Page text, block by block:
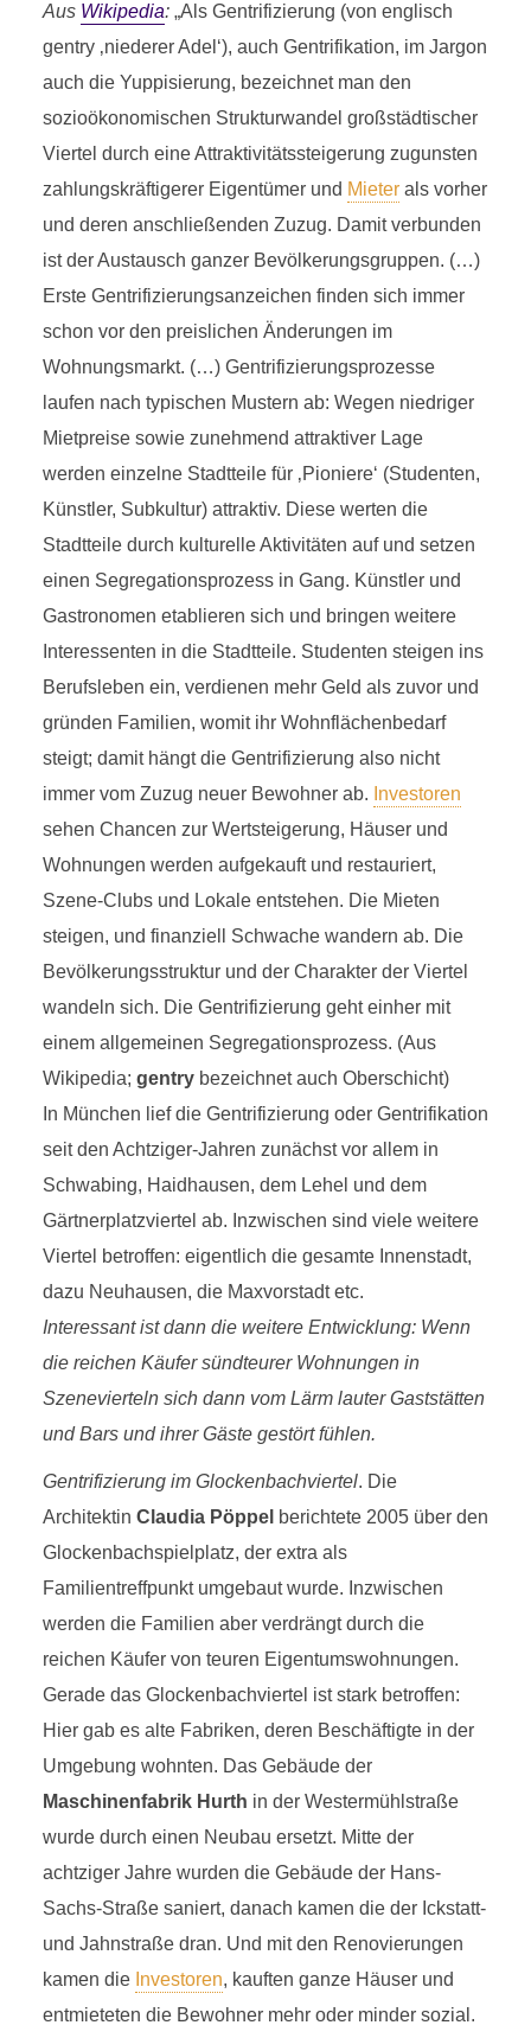
Aus Wikipedia:„Als Gentrifizierung (von englisch
gentry ‚niederer Adel‘), auch Gentrifikation, im Jargon
auch die Yuppisierung, bezeichnet man den
sozioökonomischen Strukturwandel großstädtischer
Viertel durch eine Attraktivitätssteigerung zugunsten
zahlungskräftigerer Eigentümer und Mieterals vorher
und deren anschließenden Zuzug. Damit verbunden
ist der Austausch ganzer Bevölkerungsgruppen. (…)
Erste Gentrifizierungsanzeichen finden sich immer
schon vor den preislichen Änderungen im
Wohnungsmarkt. (…) Gentrifizierungsprozesse
laufen nach typischen Mustern ab: Wegen niedriger
Mietpreise sowie zunehmend attraktiver Lage
werden einzelne Stadtteile für ‚Pioniere‘ (Studenten,
Künstler, Subkultur) attraktiv. Diese werten die
Stadtteile durch kulturelle Aktivitäten auf und setzen
einen Segregationsprozess in Gang. Künstler und
Gastronomen etablieren sich und bringen weitere
Interessenten in die Stadtteile. Studenten steigen ins
Berufsleben ein, verdienen mehr Geld als zuvor und
gründen Familien, womit ihr Wohnflächenbedarf
steigt; damit hängt die Gentrifizierung also nicht
immer vom Zuzug neuer Bewohner ab. Investoren
sehen Chancen zur Wertsteigerung, Häuser und
Wohnungen werden aufgekauft und restauriert,
Szene-Clubs und Lokale entstehen. Die Mieten
steigen, und finanziell Schwache wandern ab. Die
Bevölkerungsstruktur und der Charakter der Viertel
wandeln sich. Die Gentrifizierung geht einher mit
einem allgemeinen Segregationsprozess. (Aus
Wikipedia; gentrybezeichnet auch Oberschicht)
In München lief die Gentrifizierung oder Gentrifikation
seit den Achtziger-Jahren zunächst vor allem in
Schwabing, Haidhausen, dem Lehel und dem
Gärtnerplatzviertel ab. Inzwischen sind viele weitere
Viertel betroffen: eigentlich die gesamte Innenstadt,
dazu Neuhausen, die Maxvorstadt etc.
Interessant ist dann die weitere Entwicklung: Wenn
die reichen Käufer sündteurer Wohnungen in
Szenevierteln sich dann vom Lärm lauter Gaststätten
und Bars und ihrer Gäste gestört fühlen.
Gentrifizierung im Glockenbachviertel. Die
Architektin Claudia Pöppel berichtete 2005 über den
Glockenbachspielplatz, der extra als
Familientreffpunkt umgebaut wurde. Inzwischen
werden die Familien aber verdrängt durch die
reichen Käufer von teuren Eigentumswohnungen.
Gerade das Glockenbachviertel ist stark betroffen:
Hier gab es alte Fabriken, deren Beschäftigte in der
Umgebung wohnten. Das Gebäude der
Maschinenfabrik Hurth in der Westermühlstraße
wurde durch einen Neubau ersetzt. Mitte der
achtziger Jahre wurden die Gebäude der Hans-
Sachs-Straße saniert, danach kamen die der Ickstatt-
und Jahnstraße dran. Und mit den Renovierungen
kamen die Investoren, kauften ganze Häuser und
entmieteten die Bewohner mehr oder minder sozial.